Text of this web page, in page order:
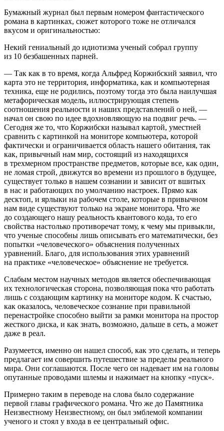
Бумажный журнал был первым номером фантастического
романа в картинках, сюжет которого тоже не отличался
вкусом и оригинальностью:
Некий гениальный до идиотизма ученый собрал группу
из 10 безбашенных парней.
— Так как в то время, когда Альфред Коржибский заявил, что
карта это не территория, информатика, как и компьютерная
техника, еще не родились, поэтому тогда это была наилучшая
метафорическая модель, иллюстрирующая степень
соотношения реальности и наших представлений о ней, —
начал он свою по идее вдохновляющую на подвиг речь. —
Сегодня же то, что Коржибски называл картой, уместней
сравнить с картинкой на мониторе компьютера, которой
фактически и ограничивается область нашего обитания, так
как, привычный нам мир, состоящий из находящихся
в трехмерном пространстве предметов, которые все, как один,
не ломая строй, движутся во времени из прошлого в будущее,
существует только в нашем сознании и зависит от вшитых
в нас и работающих по умолчанию настроек. Прямо как
десктоп, и ярлыки на рабочем столе, которые в привычном
нам виде существуют только на экране монитора. Что же
до создающего нашу реальность квантового кода, то его
свойства настолько противоречат тому, к чему мы привыкли,
что ученые способны лишь описывать его математически, без
попытки «человеческого» объяснения полученных
уравнений. Благо, для использования этих уравнений
на практике «человеческое» объяснение не требуется.
Слабым местом научных методов является обеспечивающая
их технологическая сторона, позволяющая пока что работать
лишь с создающим картинку на мониторе кодом. К счастью,
как оказалось, человеческое сознание при правильной
перенастройке способно выйти за рамки монитора на простор
жесткого диска, и как знать, возможно, дальше в сеть, а может
даже в реал.
Разумеется, именно он нашел способ, как это сделать, и теперь
предлагает им совершить путешествие за пределы реального
мира. Они соглашаются. После чего он надевает им на головы
опутанные проводами шлемы и нажимает на кнопку «пуск».
Примерно таким в переводе на слова было содержание
первой главы графического романа. Что же до Памятника
Неизвестному Неизвестному, он был эмблемой компании
ученого и стоял у входа в ее центральный офис.